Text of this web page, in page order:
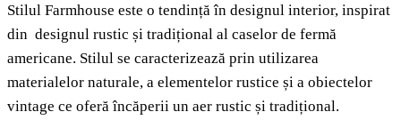
Stilul Farmhouse este o tendință în designul interior, inspirat
din designul rustic și tradițional al caselor de fermă
americane. Stilul se caracterizează prin utilizarea
materialelor naturale, a elementelor rustice și a obiectelor
vintage ce oferă încăperii un aer rustic și tradițional.